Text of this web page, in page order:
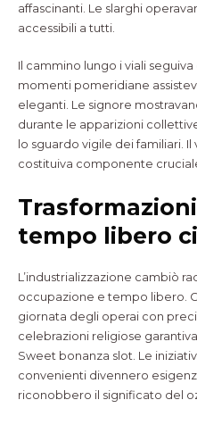
affascinanti. Le slarghi
accessibili a tutti.
Il cammino lungo i viali
momenti pomeridiane
eleganti. Le signore
durante le apparizioni
lo sguardo vigile dei familiari.
costituiva componente
tempo libero
L’industrializzazione cambiò
occupazione e tempo libero.
giornata degli operai con
celebrazioni religiose
Sweet bonanza slot. Le
convenienti divennero
riconobbero il significato del